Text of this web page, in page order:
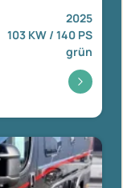
2025
103 KW / 140 PS
grün